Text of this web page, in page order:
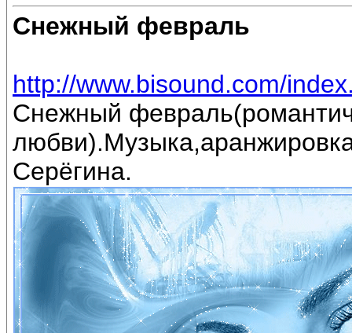
Снежный февраль
http://www.bisound.com/
Снежный
Серёгина.